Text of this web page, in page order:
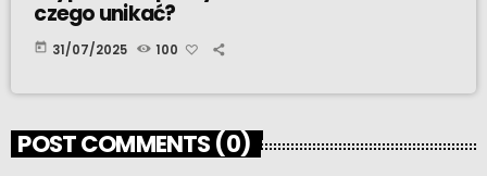
czego unikać?
today 31/07/2025 100
POST COMMENTS (0)